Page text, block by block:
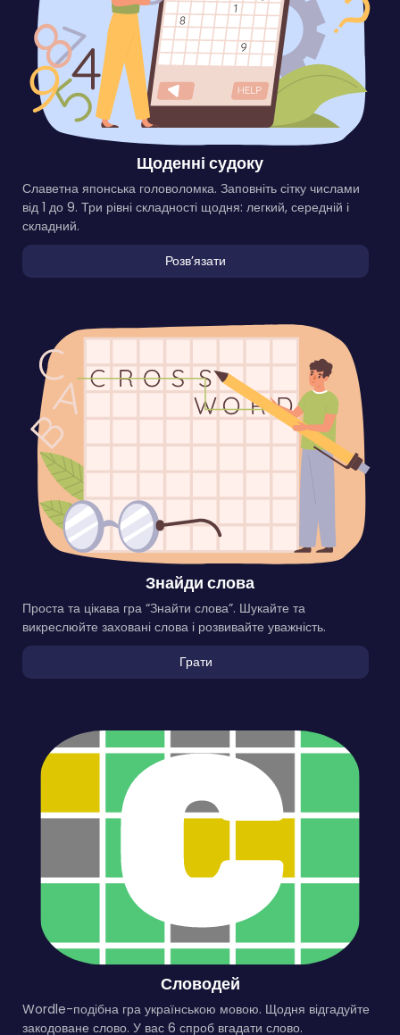
Щоденні судоку
Славетна японська головоломка. Заповніть сітку числами
від 1 до 9. Три рівні складності щодня: легкий, середній і
складний.
Розвʼязати
Знайди слова
Проста та цікава гра “Знайти слова”. Шукайте та
викреслюйте заховані слова і розвивайте уважність.
Грати
Словодей
Wordle-подібна гра українською мовою. Щодня відгадуйте
закодоване слово. У вас 6 спроб вгадати слово.